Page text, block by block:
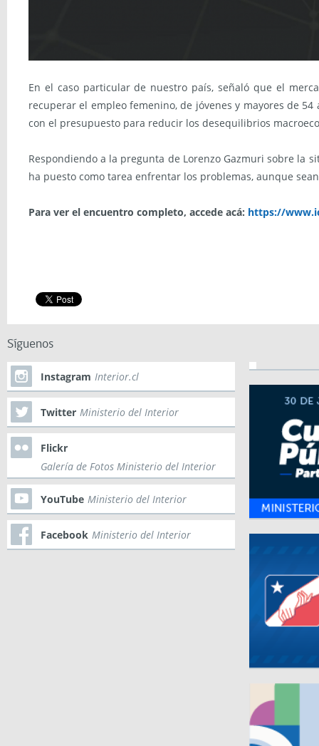
En el caso particular de nuestro país, señaló que el
recuperar el empleo femenino, de jóvenes y mayores de
con el presupuesto para reducir los desequilibrios
Respondiendo a la pregunta de Lorenzo Gazmuri sobre la
ha puesto como tarea enfrentar los problemas, aunque
Para ver el encuentro completo, accede acá: https://
Síguenos
Instagram Interior.cl
Twitter Ministerio del Interior
Flickr
Galería de Fotos Ministerio del Interior
YouTube Ministerio del Interior
Facebook Ministerio del Interior